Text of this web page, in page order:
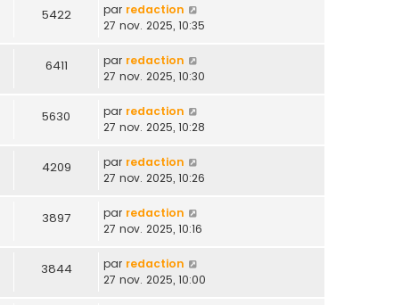
5422 par redaction
27 nov. 2025, 10:35
6411 par redaction
27 nov. 2025, 10:30
5630 par redaction
27 nov. 2025, 10:28
4209 par redaction
27 nov. 2025, 10:26
3897 par redaction
27 nov. 2025, 10:16
3844 par redaction
27 nov. 2025, 10:00